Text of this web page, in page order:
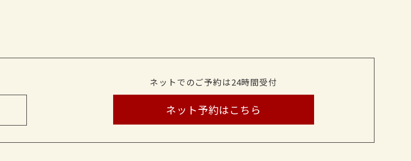
ネットでのご予約は24時間受付
ネット予約はこちら